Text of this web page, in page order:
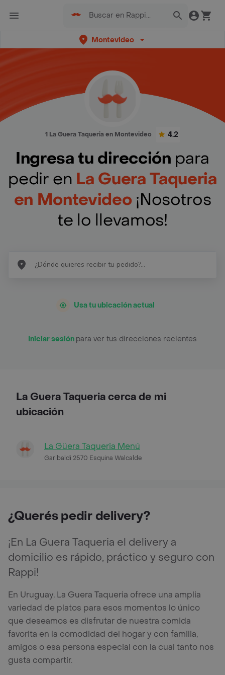
Montevideo
1 La Guera Taqueria en Montevideo 4.2
Ingresa tu dirección para
pedir en La Guera Taqueria
en Montevideo ¡Nosotros
te lo llevamos!
Usa tu ubicación actual
Iniciar sesión para ver tus direcciones recientes
La Guera Taqueria cerca de mi
ubicación
La Güera Taqueria Menú
Garibaldi 2570 Esquina Walcalde
¿Querés pedir delivery?
¡En La Guera Taqueria el delivery a
domicilio es rápido, práctico y seguro con
Rappi!
En Uruguay, La Guera Taqueria ofrece una amplia
variedad de platos para esos momentos lo único
que deseamos es disfrutar de nuestra comida
favorita en la comodidad del hogar y con familia,
amigos o esa persona especial con la cual tanto nos
gusta compartir.